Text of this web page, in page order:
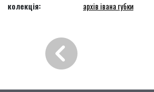
колекція: архів івана губки